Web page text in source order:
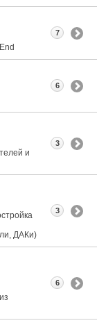
7
6
и
3
ДАКи)
3
6